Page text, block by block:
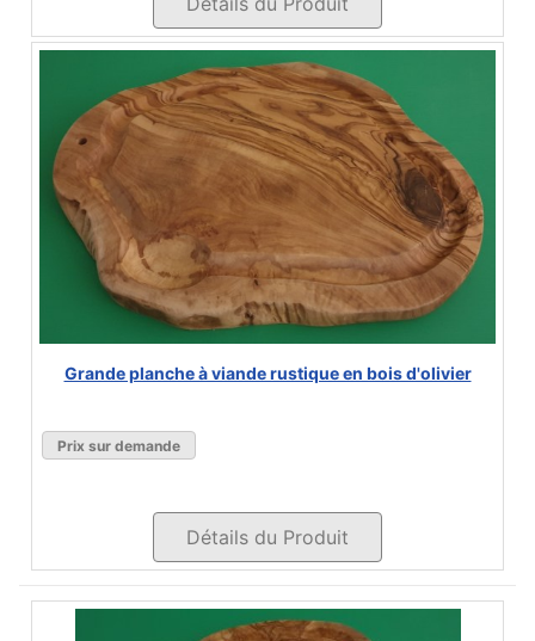
Grande planche à viande rustique en bois d'olivier
Prix sur demande
Détails du Produit